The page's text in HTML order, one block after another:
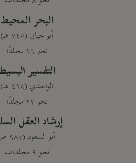
البحر المحيط
أبو حيان (٧٤٥ هـ)
نحو ١٦ مجلدًا
التفسير
الواحدي (٤٦٨ هـ)
نحو ٢٢ مجلدًا
إرشاد العقل
أبو السعود (٩٨٢ هـ)
نحو ٩ مجلدات